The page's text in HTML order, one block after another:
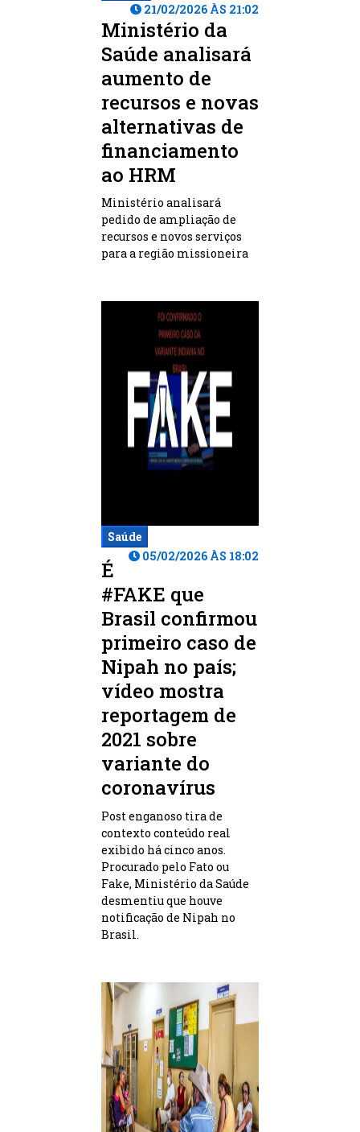
21/02/2026 ÀS 21:02
Ministério da
Saúde analisará
aumento de
recursos e novas
alternativas de
financiamento
ao HRM
Ministério analisará
pedido de ampliação de
recursos e novos serviços
para a região missioneira
Saúde
05/02/2026 ÀS 18:02
É
#FAKE que
Brasil confirmou
primeiro caso de
Nipah no país;
vídeo mostra
reportagem de
2021 sobre
variante do
coronavírus
Post enganoso tira de
contexto conteúdo real
exibido há cinco anos.
Procurado pelo Fato ou
Fake, Ministério da Saúde
desmentiu que houve
notificação de Nipah no
Brasil.